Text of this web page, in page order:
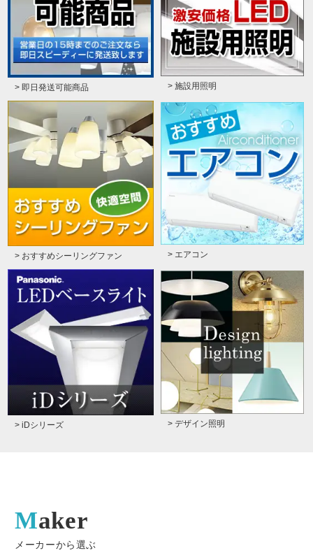
> 即日発送可能商品 > 施設用照明
> おすすめシーリングファン > エアコン
> iDシリーズ > デザイン照明
Maker
メーカーから選ぶ